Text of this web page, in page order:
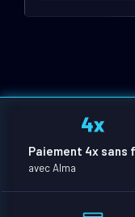
Paiement 4x sans
avec Alma